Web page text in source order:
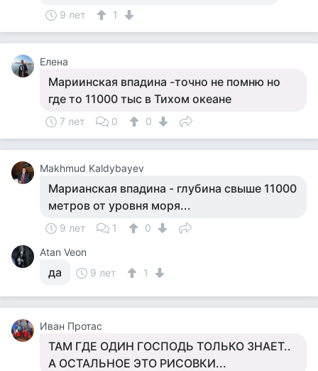
9 лет 1
Елена
Мариинская впадина -точно не помню но
где то 11000 тыс в Тихом океане
7 лет 0 0
Makhmud Kaldybayev
Марианская впадина - глубина свыше 11000
метров от уровня моря...
9 лет 1
0
Atan Veon
да 9 лет 1
Иван Протас
ТАМ ГДЕ ОДИН ГОСПОДЬ ТОЛЬКО ЗНАЕТ..
А ОСТАЛЬНОЕ ЭТО РИСОВКИ...